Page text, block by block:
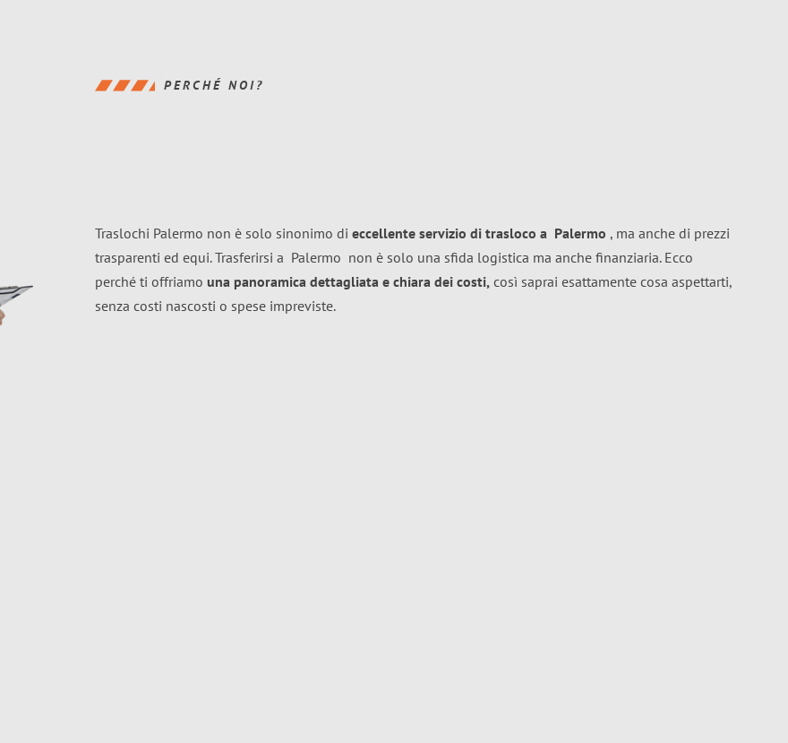
PERCHÉ NOI?
Traslochi Palermo non è solo sinonimo di eccellente servizio di trasloco a Palermo , ma anche di prezzi
trasparenti ed equi. Trasferirsi a Palermo non è solo una sfida logistica ma anche finanziaria. Ecco
perché ti offriamo una panoramica dettagliata e chiara dei costi, così saprai esattamente cosa aspettarti,
senza costi nascosti o spese impreviste.